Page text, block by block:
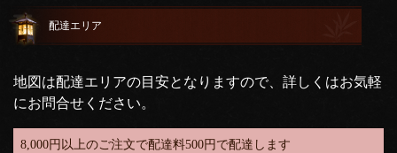
配達エリア
地図は配達エリアの目安となりますので、詳しくはお気軽
にお問合せください。
8,000円以上のご注文で配達料500円で配達します